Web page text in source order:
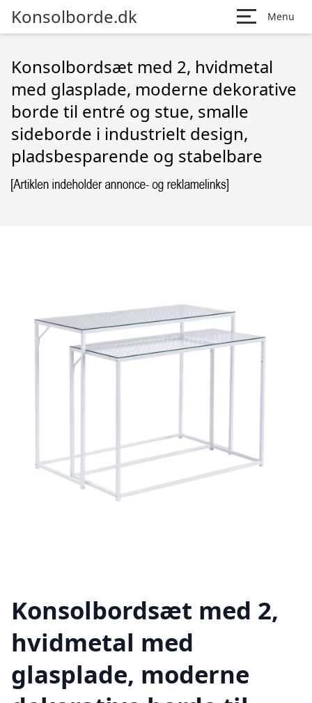
Konsolborde.dk Menu
Konsolbordsæt med 2, hvidmetal
med glasplade, moderne dekorative
borde til entré og stue, smalle
sideborde i industrielt design,
pladsbesparende og stabelbare
Konsolbordsæt med 2,
hvidmetal med
glasplade, moderne